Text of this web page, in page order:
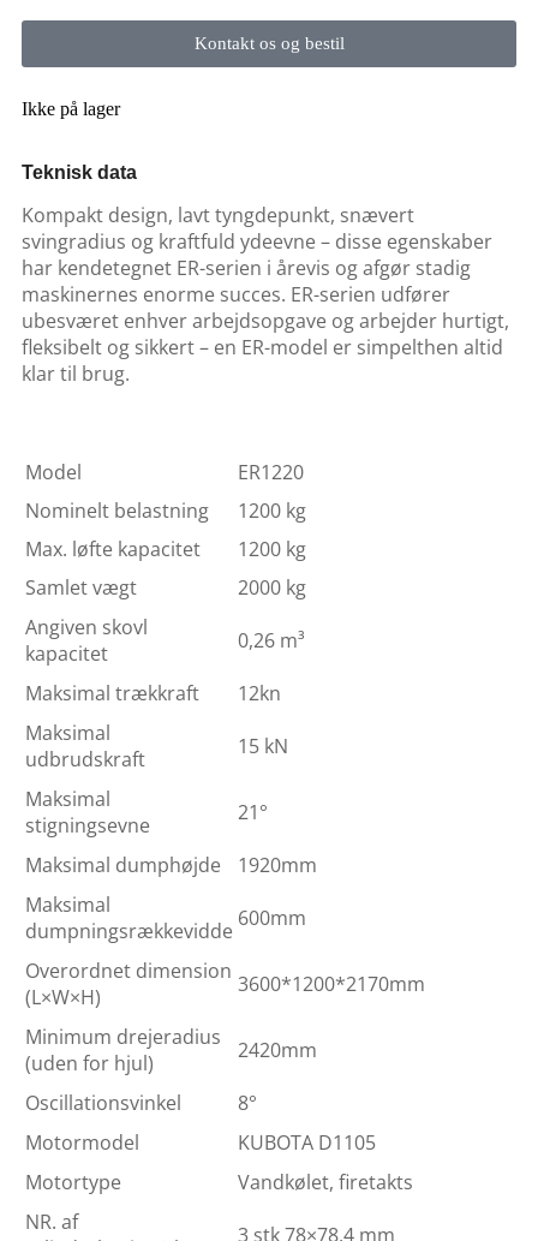
Kontakt os og bestil
Ikke på lager
Teknisk data
Kompakt design, lavt tyngdepunkt, snævert
svingradius og kraftfuld ydeevne – disse egenskaber
har kendetegnet ER-serien i årevis og afgør stadig
maskinernes enorme succes. ER-serien udfører
ubesværet enhver arbejdsopgave og arbejder hurtigt,
fleksibelt og sikkert – en ER-model er simpelthen altid
klar til brug.
Model
ER1220
Nominelt belastning
1200 kg
Max. løfte kapacitet
1200 kg
Samlet vægt
2000 kg
Angiven skovl
kapacitet
0,26 m³
Maksimal trækkraft
12kn
Maksimal
udbrudskraft
15 kN
Maksimal
stigningsevne
21°
Maksimal dumphøjde
1920mm
Maksimal
dumpningsrækkevidde 600mm
Overordnet dimension
(L×W×H)
3600*1200*2170mm
Minimum drejeradius
(uden for hjul)
2420mm
Oscillationsvinkel
8°
Motormodel
KUBOTA D1105
Motortype
Vandkølet, firetakts
NR. af
3 stk 78×78,4 mm